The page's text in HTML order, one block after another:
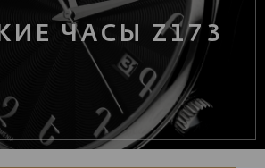
ЧАСЫ Z173